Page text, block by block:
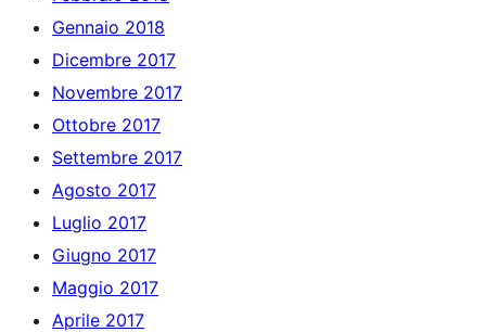
Gennaio 2018
Dicembre 2017
Novembre 2017
Ottobre 2017
Settembre 2017
Agosto 2017
Luglio 2017
Giugno 2017
Maggio 2017
Aprile 2017